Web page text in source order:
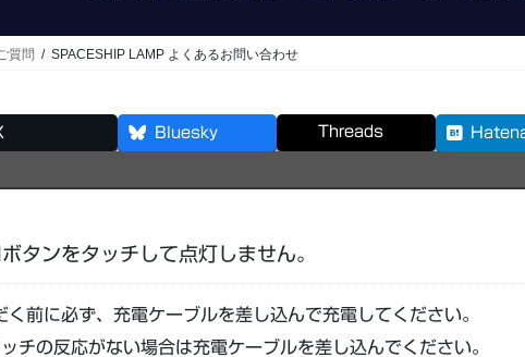
質問 SPACESHIP LAMP よくあるお問い合わせ
Bluesky Threads
タンをタッチして点灯しません。
く前に必ず、充電ケーブルを差し込んで充電してください。
チの反応がない場合は充電ケーブルを差し込んでください。